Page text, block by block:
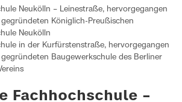
Neukölln – Leinestraße, hervorgegangen
Königlich-Preußischen
Neukölln
in der Kurfürstenstraße, hervorgegangen
Baugewerkschule des Berliner
Fachhochschule –